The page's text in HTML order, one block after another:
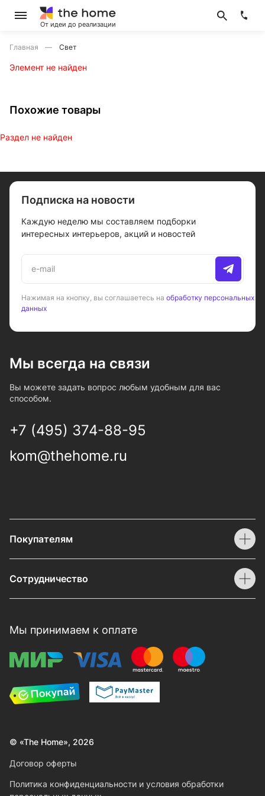
От идеи до реализации
Главная Свет
Элемент не найден
Похожие товары
Раздел не найден
Подписка на новости
Каждую неделю мы составляем подборки
интересных интерьеров, акций и новостей
Нажимая на кнопку, вы соглашаетесь на обработку персональных
данных
Мы всегда на связи
Вы можете задать вопрос любым удобным для вас
способом.
+7 (495) 374-88-95
kom@thehome.ru
Покупателям
Сотрудничество
Мы принимаем к оплате
© «The Home», 2026
Договор оферты
Политика конфиденциальности и условия обработки